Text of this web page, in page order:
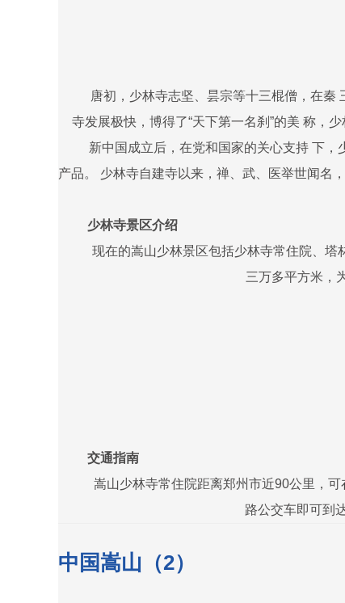
唐初，少林寺志坚、昙宗等十三棍僧，在
寺发展极快，博得了“天下第一名刹”的美 称，
新中国成立后，在党和国家的关心支持 下
产品。 少林寺自建寺以来，禅、武、医举世闻名
少林寺景区介绍
现在的嵩山少林景区包括少林寺常住院、
三万多平方米，
交通指南
嵩山少林寺常住院距离郑州市近90公里，
路公交车即可到
中国嵩山（2）